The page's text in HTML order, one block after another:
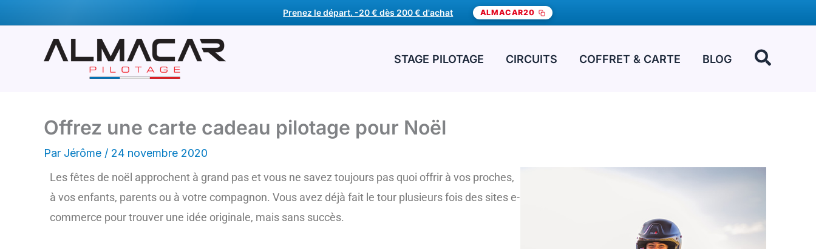
Offrez un cadeau pilotage. -20 € dès 200 € d'achat ALMACAR20
au
STAGE PILOTAGE CIRCUITS COFFRET & CARTE BLOG
Offrez une carte cadeau pilotage pour Noël
Par Jérôme / 24 novembre 2020
Les fêtes de noël approchent à grand pas et vous ne savez toujours pas quoi offrir à vos proches,
à vos enfants, parents ou à votre compagnon. Vous avez déjà fait le tour plusieurs fois des sites e-
commerce pour trouver une idée originale, mais sans succès.